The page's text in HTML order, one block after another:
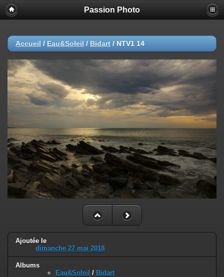
Passion Photo
Accueil / Eau&Soleil / Bidart / NTV1 14
Ajoutée le
dimanche 27 mai 2018
Albums
Eau&Soleil / Bidart